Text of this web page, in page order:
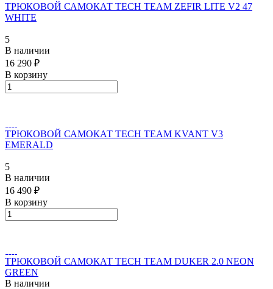
ТРЮКОВОЙ САМОКАТ TECH TEAM ZEFIR LITE V2 47
WHITE
5
В наличии
16 290 ₽
В корзину
ТРЮКОВОЙ САМОКАТ TECH TEAM KVANT V3
EMERALD
5
В наличии
16 490 ₽
В корзину
ТРЮКОВОЙ САМОКАТ TECH TEAM DUKER 2.0 NEON
GREEN
В наличии